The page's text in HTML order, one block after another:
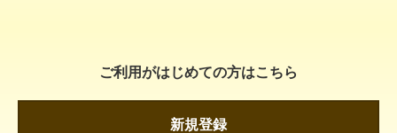
ご利用がはじめての方はこちら
新規登録